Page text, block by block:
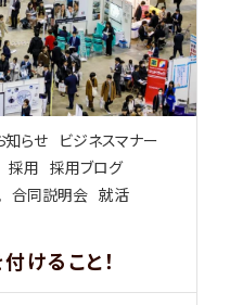
知らせ ビジネスマナー
採用 採用ブログ
合同説明会 就活
けること！